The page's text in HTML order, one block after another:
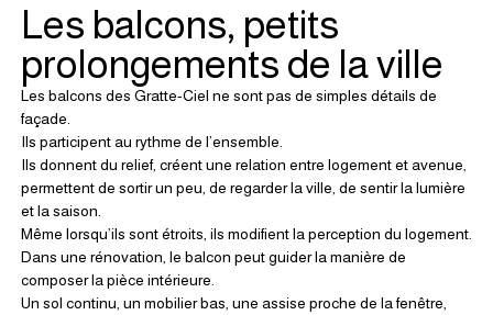
Les balcons, petits
prolongements de la ville
Les balcons des Gratte-Ciel ne sont pas de simples détails de
façade.
Ils participent au rythme de l’ensemble.
Ils donnent du relief, créent une relation entre logement et avenue,
permettent de sortir un peu, de regarder la ville, de sentir la lumière
et la saison.
Même lorsqu’ils sont étroits, ils modifient la perception du logement.
Dans une rénovation, le balcon peut guider la manière de
composer la pièce intérieure.
Un sol continu, un mobilier bas, une assise proche de la fenêtre,